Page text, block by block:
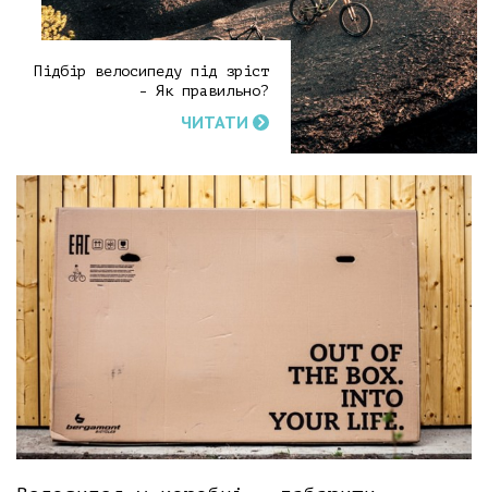
Підбір велосипеду під зріст
- Як правильно?
ЧИТАТИ